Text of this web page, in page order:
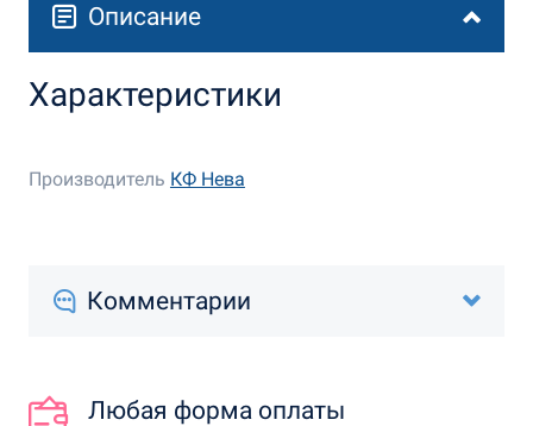
Описание
Характеристики
Производитель КФ Нева
Комментарии
Любая форма оплаты